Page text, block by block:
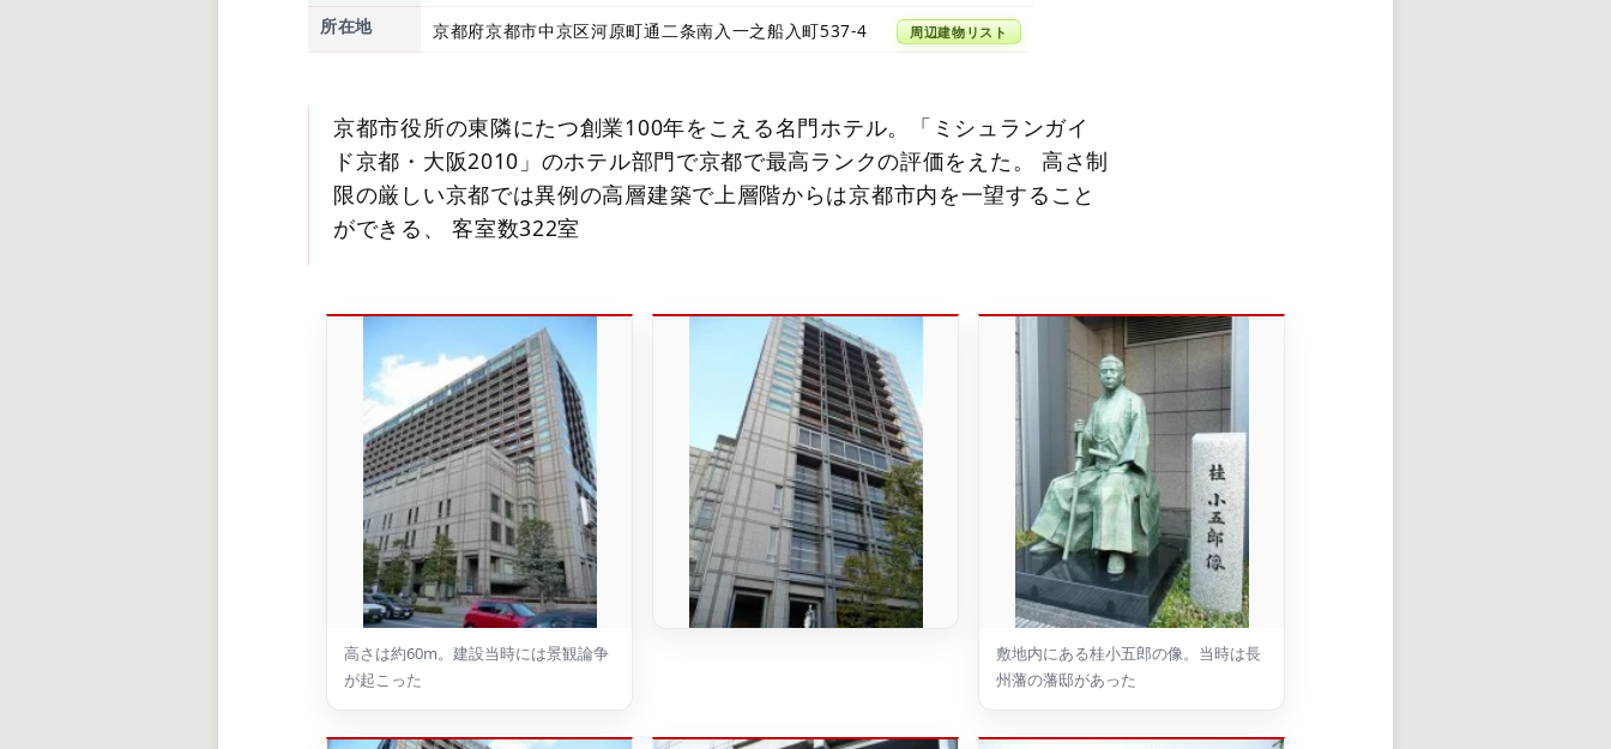
所在地
京都府京都市中京区河原町通二条南入一之船入町537-4 周辺建物リスト
京都市役所の東隣にたつ創業100年をこえる名門ホテル。「ミシュランガイ
ド京都・大阪2010」のホテル部門で京都で最高ランクの評価をえた。 高さ制
限の厳しい京都では異例の高層建築で上層階からは京都市内を一望すること
ができる、 客室数322室
高さは約60m。建設当時には景観論争
が起こった
敷地内にある桂小五郎の像。当時は長
州藩の藩邸があった